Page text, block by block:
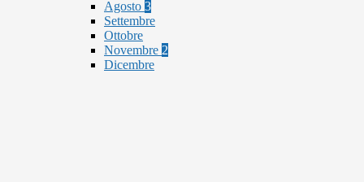
Agosto 3
Settembre
Ottobre
Novembre 2
Dicembre